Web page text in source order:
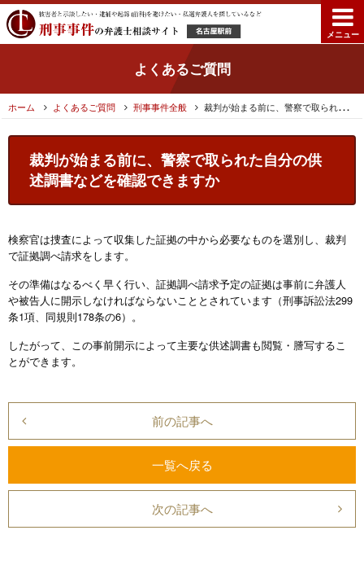
メニュー
よくあるご質問
ホーム よくあるご質問 刑事事件全般 裁判が始まる前に、警察で取られた自分の供述調書などを確認できますか
裁判が始まる前に、警察で取られた自分の供
述調書などを確認できますか
検察官は捜査によって収集した証拠の中から必要なものを選別し、裁判
で証拠調べ請求をします。
その準備はなるべく早く行い、証拠調べ請求予定の証拠は事前に弁護人
や被告人に開示しなければならないこととされています（刑事訴訟法299
条1項、同規則178条の6）。
したがって、この事前開示によって主要な供述調書も閲覧・謄写するこ
とができます。
前の記事へ
一覧へ戻る
次の記事へ